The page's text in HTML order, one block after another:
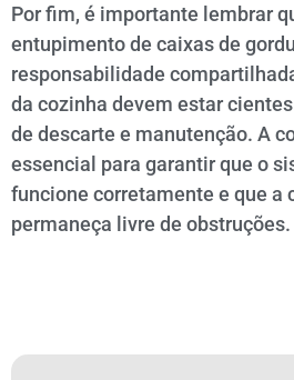
Por fim, é importante lembrar
entupimento de caixas de
responsabilidade
da cozinha devem estar
de descarte e manutenção. A
essencial para garantir que o
funcione corretamente e que a
permaneça livre de obstruções.